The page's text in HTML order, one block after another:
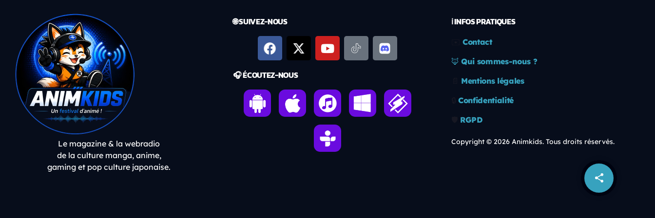
share
email
Le magazine & la webradio
de la culture manga, anime,
gaming et pop culture japonaise.
🌐 SUIVEZ-NOUS
🎧 ÉCOUTEZ-NOUS
ℹ️ INFOS PRATIQUES
Contact
🦊 Qui sommes-nous ?
Mentions légales
Confidentialité
RGPD
Copyright © 2026 Animkids. Tous droits réservés.